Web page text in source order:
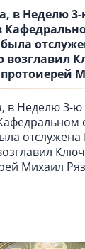
в Неделю
возглавил
в Неделю 3-
Михаил